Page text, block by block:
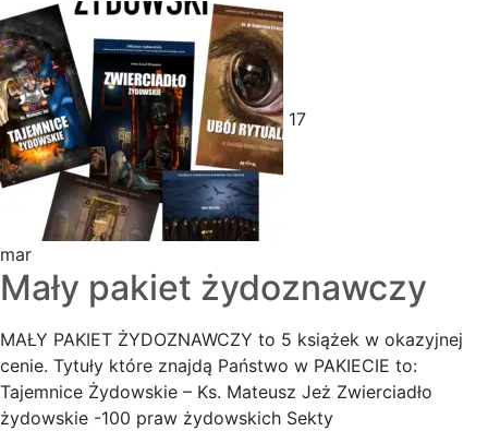
17
mar
Mały pakiet żydoznawczy
MAŁY PAKIET ŻYDOZNAWCZY to 5 książek w okazyjnej
cenie. Tytuły które znajdą Państwo w PAKIECIE to:
Tajemnice Żydowskie – Ks. Mateusz Jeż Zwierciadło
żydowskie -100 praw żydowskich Sekty